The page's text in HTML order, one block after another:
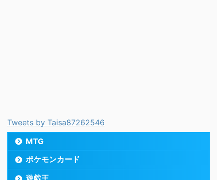
Tweets by Taisa87262546
MTG
ポケモンカード
遊戯王